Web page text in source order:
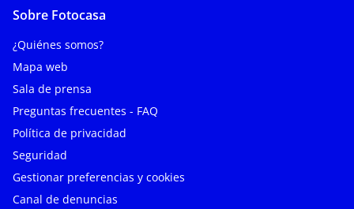
Sobre Fotocasa
¿Quiénes somos?
Mapa web
Sala de prensa
Preguntas frecuentes - FAQ
Política de privacidad
Seguridad
Gestionar preferencias y cookies
Canal de denuncias